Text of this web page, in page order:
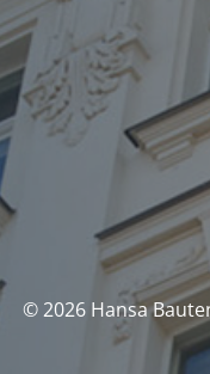
© 2026 Hansa